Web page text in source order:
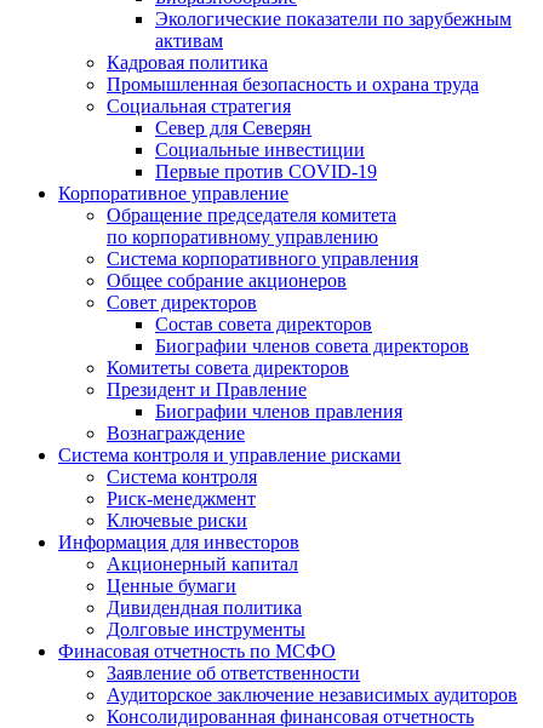
Экологические показатели по зарубежным
активам
Кадровая политика
Промышленная безопасность и охрана труда
Социальная стратегия
Север для Северян
Социальные инвестиции
Первые против COVID‑19
Корпоративное управление
Обращение председателя комитета
по корпоративному управлению
Система корпоративного управления
Общее собрание акционеров
Совет директоров
Состав совета директоров
Биографии членов совета директоров
Комитеты совета директоров
Президент и Правление
Биографии членов правления
Вознаграждение
Система контроля и управление рисками
Система контроля
Риск-менеджмент
Ключевые риски
Информация для инвесторов
Акционерный капитал
Ценные бумаги
Дивидендная политика
Долговые инструменты
Финасовая отчетность по МСФО
Заявление об ответственности
Аудиторское заключение независимых аудиторов
Консолидированная финансовая отчетность